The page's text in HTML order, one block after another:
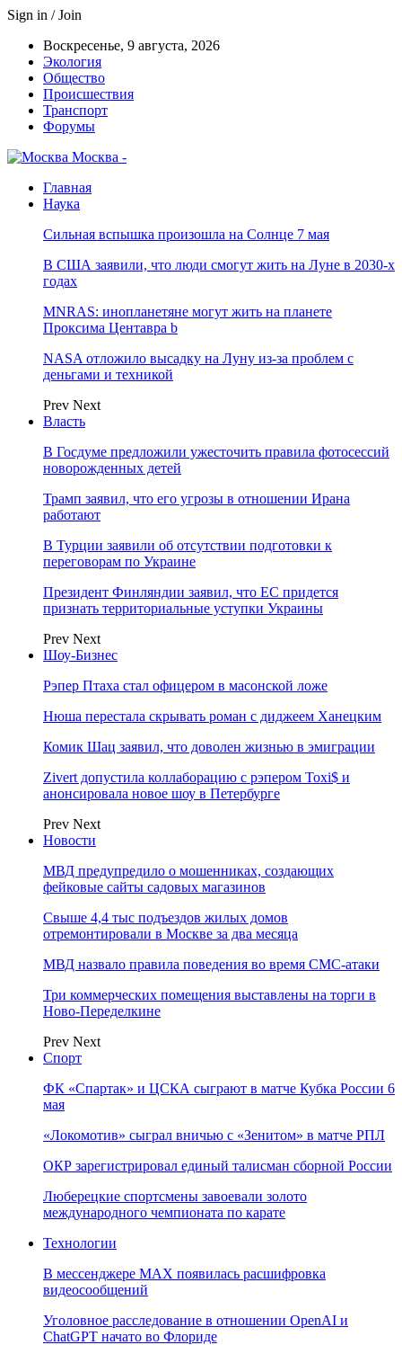
Sign in / Join
Воскресенье, 9 августа, 2026
Экология
Общество
Происшествия
Транспорт
Форумы
Москва -
Главная
Наука
Сильная вспышка произошла на Солнце 7 мая
В США заявили, что люди смогут жить на Луне в 2030-х
годах
MNRAS: инопланетяне могут жить на планете
Проксима Центавра b
NASA отложило высадку на Луну из-за проблем с
деньгами и техникой
Prev Next
Власть
В Госдуме предложили ужесточить правила фотосессий
новорожденных детей
Трамп заявил, что его угрозы в отношении Ирана
работают
В Турции заявили об отсутствии подготовки к
переговорам по Украине
Президент Финляндии заявил, что ЕС придется
признать территориальные уступки Украины
Prev Next
Шоу-Бизнес
Рэпер Птаха стал офицером в масонской ложе
Нюша перестала скрывать роман с диджеем Ханецким
Комик Шац заявил, что доволен жизнью в эмиграции
Zivert допустила коллаборацию с рэпером Toxi$ и
анонсировала новое шоу в Петербурге
Prev Next
Новости
МВД предупредило о мошенниках, создающих
фейковые сайты садовых магазинов
Свыше 4,4 тыс подъездов жилых домов
отремонтировали в Москве за два месяца
МВД назвало правила поведения во время СМС-атаки
Три коммерческих помещения выставлены на торги в
Ново-Переделкине
Prev Next
Спорт
ФК «Спартак» и ЦСКА сыграют в матче Кубка России 6
мая
«Локомотив» сыграл вничью с «Зенитом» в матче РПЛ
ОКР зарегистрировал единый талисман сборной России
Люберецкие спортсмены завоевали золото
международного чемпионата по карате
Технологии
В мессенджере MAX появилась расшифровка
видеосообщений
Уголовное расследование в отношении OpenAI и
ChatGPT начато во Флориде